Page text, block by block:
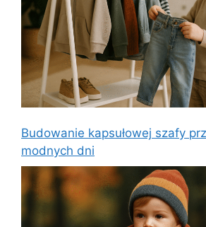
Budowanie kapsułowej szafy
modnych dni